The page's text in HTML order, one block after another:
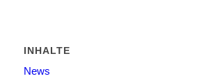
INHALTE
News